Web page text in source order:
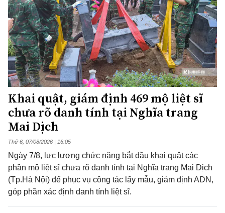
Khai quật, giám định 469 mộ liệt sĩ
chưa rõ danh tính tại Nghĩa trang
Mai Dịch
Thứ 6, 07/08/2026 | 16:05
Ngày 7/8, lực lượng chức năng bắt đầu khai quật các
phần mộ liệt sĩ chưa rõ danh tính tại Nghĩa trang Mai Dịch
(Tp.Hà Nội) để phục vụ công tác lấy mẫu, giám định ADN,
góp phần xác định danh tính liệt sĩ.